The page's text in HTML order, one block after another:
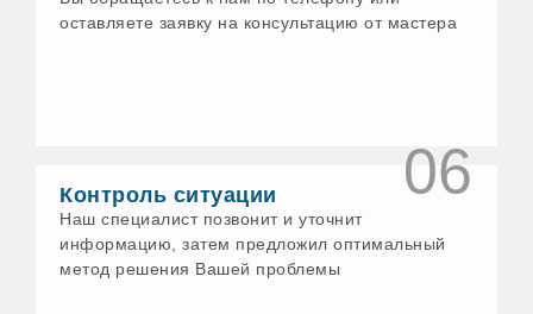
Еманжелинск
Ессентуки
Звенигород
Зеленодольск
Златоуст
Зуевка
Ивантеевка
оставляете заявку на консультацию от мастера
06
Контроль ситуации
Наш специалист позвонит и уточнит
информацию, затем предложил оптимальный
метод решения Вашей проблемы